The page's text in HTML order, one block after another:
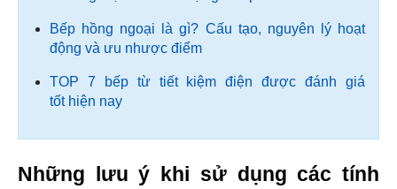
Bếp hồng ngoại là gì? Cấu tạo, nguyên lý hoạt
động và ưu nhược điểm
TOP 7 bếp từ tiết kiệm điện được đánh giá
tốt hiện nay
Những lưu ý khi sử dụng các tính